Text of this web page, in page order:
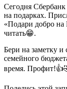
Сегодня
на подарках.
«Подари добро
читать😁.
Бери на заметку и
семейного
время.